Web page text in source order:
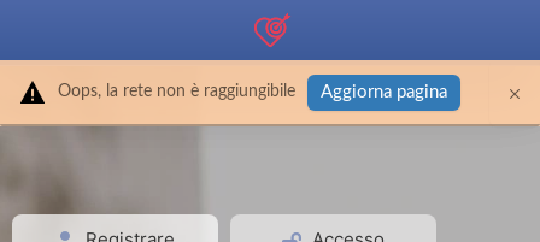
Oops, la rete non è raggiungibile Aggiorna pagina